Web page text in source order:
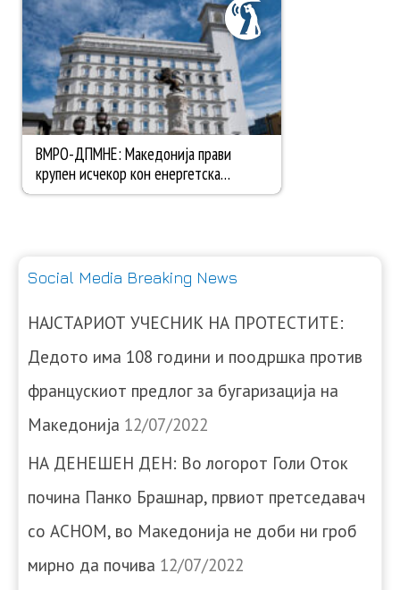
Social Media Breaking News
НАЈСТАРИОТ УЧЕСНИК НА ПРОТЕСТИТЕ:
Дедото има 108 години и поодршка против
францускиот предлог за бугаризација на
Македонија 12/07/2022
НА ДЕНЕШЕН ДЕН: Во логорот Голи Оток
почина Панко Брашнар, првиот претседавач
со АСНОМ, во Македонија не доби ни гроб
мирно да почива 12/07/2022